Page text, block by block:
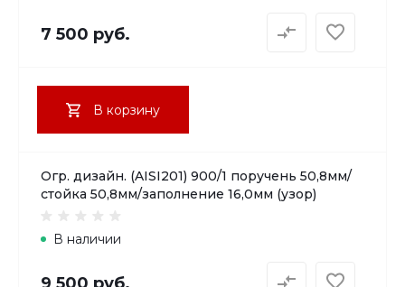
7 500 руб.
В корзину
Огр. дизайн. (AISI201) 900/1 поручень 50,8мм/
стойка 50,8мм/заполнение 16,0мм (узор)
В наличии